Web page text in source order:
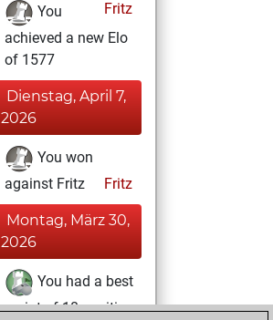
Fritz
You
achieved a new Elo
of 1577
Dienstag, April 7,
2026
You won
against Fritz
Fritz
Montag, März 30,
2026
You had a best
sprint of 18 positions